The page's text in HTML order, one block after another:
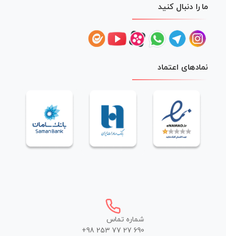
ما را دنبال کنید
نمادهای اعتماد
شماره تماس
+98 253 77 27 690